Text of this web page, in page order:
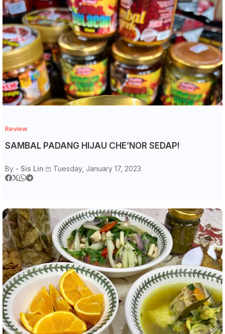
Review
SAMBAL PADANG HIJAU CHE’NOR SEDAP!
By - Sis Lin Tuesday, January 17, 2023